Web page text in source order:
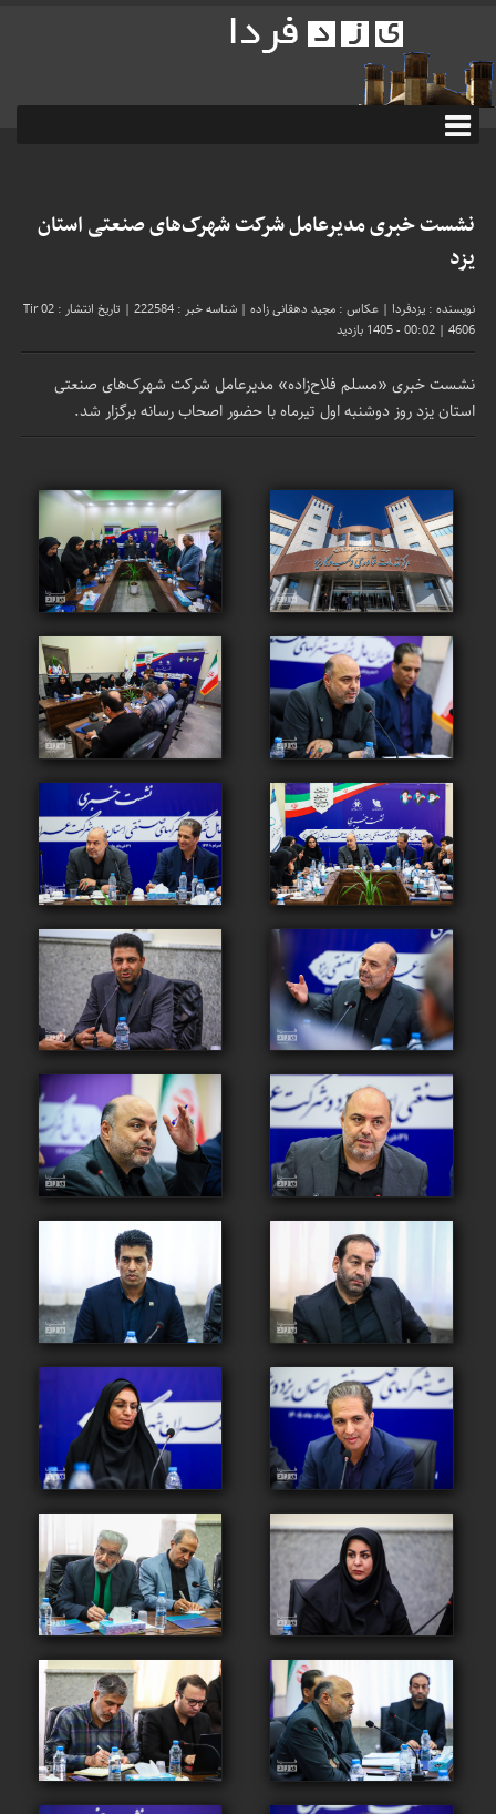
نشست خبری مدیرعامل شرکت شهرک‌های صنعتی استان
یزد
نویسنده : یزدفردا |عکاس : مجید دهقانی زاده |شناسه خبر : 222584 |
تاریخ انتشار : 02 Tir
1405 - 00:02| 4606 بازدید
نشست خبری «مسلم فلاح‌زاده» مدیرعامل شرکت شهرک‌های صنعتی
استان یزد روز دوشنبه اول تیرماه با حضور اصحاب رسانه برگزار شد.